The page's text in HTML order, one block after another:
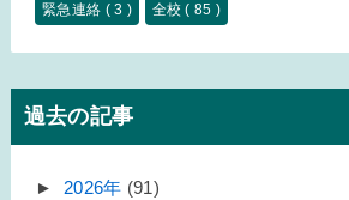
緊急連絡 ( 3 ) 全校( 85 )
過去の記事
► 2026年 (91)